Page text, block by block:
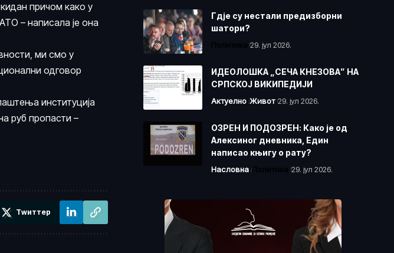
причом како у
– написала је она
ми смо у
одговор
институција
руб пропасти –
Тwиттер
Гдје су нестали предизборни
шатори?
Политика 29. јул 2026.
ИДЕОЛОШКА „СЕЧА КНЕЗОВА” НА
СРПСКОЈ ВИКИПЕДИЈИ
Актуелно Живот 29. јул 2026.
ОЗРЕН И ПОДОЗРЕН: Како је од
Алексиног дневника, Един
написао књигу о рату?
Насловна Политика 29. јул 2026.